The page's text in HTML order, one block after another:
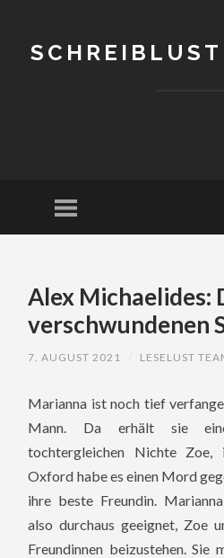
Menu
CONTENT
Alex Michaelides:
verschwundenen
7. AUGUST 2021 LESELUST
Marianna ist noch tief
Mann. Da erhält sie
tochtergleichen Nichte Zoe,
Oxford habe es einen Mord
ihre beste Freundin.
also durchaus geeignet, Zoe
Freundinnen beizustehen. Sie